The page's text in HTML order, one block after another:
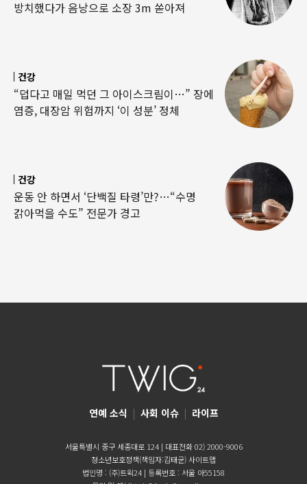
방치했다가 음낭으로 소장 3m 쏟아져
건강
“덥다고 매일 먹던 그 아이스크림이…” 장에
염증, 대장암 위험까지 ‘이 성분’ 정체
건강
운동 안 하면서 ‘단백질 타령’만?…“수명
갉아먹을 수도” 전문가 경고
연예 소식 | 사회 이슈 | 라이프
서울특별시 중구 세종대로 124 | 대표전화 02) 2000-9006
청소년보호정책(책임자:김태균)사이트맵
법인명 : (주)트윅24 | 등록번호 : 서울 아55158